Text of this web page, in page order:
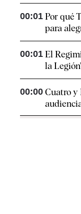
00:01 Por qué
para
00:01 El
la
00:00 Cuatro y